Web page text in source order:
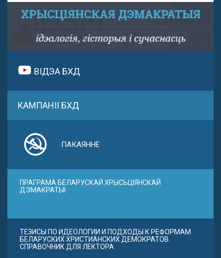
ВІДЭА БХД
КАМПАНІІ БХД
ПАКАЯННЕ
ПРАГРАМА БЕЛАРУСКАЙ ХРЫСЬЦІЯНСКАЙ
ДЭМАКРАТЫІ
ТЕЗИСЫ ПО ИДЕОЛОГИИ И ПОДХОДЫ К РЕФОРМАМ
БЕЛАРУСКИХ ХРИСТИАНСКИХ ДЕМОКРАТОВ.
СПРАВОЧНИК ДЛЯ ЛЕКТОРА